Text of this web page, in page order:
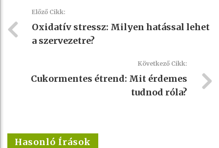
Előző Cikk:
Oxidatív stressz: Milyen hatással lehet
a szervezetre?
Következő Cikk:
Cukormentes étrend: Mit érdemes
tudnod róla?
Hasonló Írások